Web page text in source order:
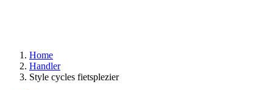
Home
Handler
Style cycles fietsplezier